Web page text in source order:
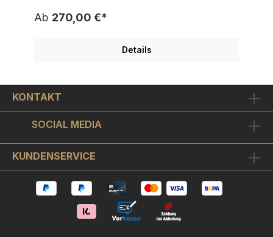
90ern verschiedene Medienformate. Als
über zwei Jahrzehnte mit künstlerischen
Gastronomiekonzepten und Bars in Atelierräumen
fertigt Großformate für Gastronomien in
verschiedenen Städten an. Bei Jankowskis
Arbeiten „One of a kind“ bedient sich der Künstler
einer Mischtechnik, indem er gemalte Originale als
Druckbasis auf hochwertigem Büttenpapier von
Hand mit Espresso, Ölkreiden, Acryl oder Lasuren
koloriert. Durch individuelle Bearbeitung und
und sind dadurch Unikate.Inspiriert durch seine
Leidenschaft für Graphic Novels fügt er auch
Skizzen oder Schriftzüge als Statements ein. Mit
den detailgetreuen Porträt-Arbeiten in
Ab 270,00 €*
Details
KONTAKT
SOCIAL MEDIA
KUNDENSERVICE